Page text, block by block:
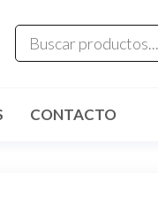
CONTACTO